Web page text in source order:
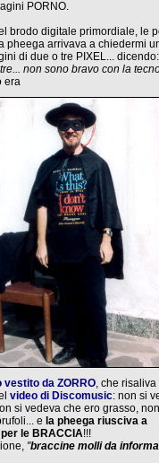
PORNO.
brodo digitale primordiale, le
pheega arrivava a chiedermi
di due o tre PIXEL... dicendo:
non sono bravo con la
era
vestito da ZORRO, che risaliva
video di Discomusic: non si
si vedeva che ero grasso,
e la pheega riusciva a
per le BRACCIA!!!
"braccine molli da